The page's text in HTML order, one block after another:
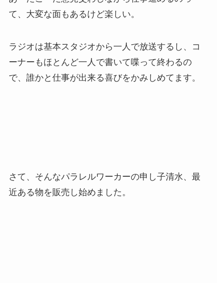
て、大変な面もあるけど楽しい。
ラジオは基本スタジオから一人で放送するし、コ
ーナーもほとんど一人で書いて喋って終わるの
で、誰かと仕事が出来る喜びをかみしめてます。
さて、そんなパラレルワーカーの申し子清水、最
近ある物を販売し始めました。